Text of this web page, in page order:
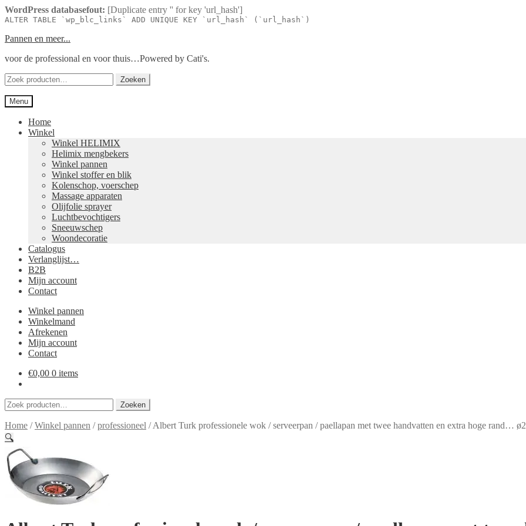
WordPress databasefout: [Duplicate entry '' for key 'url_hash']
ALTER TABLE `wp_blc_links` ADD UNIQUE KEY `url_hash` (`url_hash`)
Ga
naar
Ga
de
Pannen en meer...
voor de professional en voor thuis…Powered by Cati's.
Zoeken
naar:
Zoeken
Menu
Home
Winkel
Winkel HELIMIX
Helimix mengbekers
Winkel pannen
Winkel stoffer en blik
Kolenschop, voerschep
Massage apparaten
Olijfolie sprayer
Luchtbevochtigers
Sneeuwschep
Woondecoratie
Catalogus
Verlanglijst…
B2B
Mijn account
Contact
Winkel pannen
Winkelmand
Afrekenen
Mijn account
Contact
€0,00 0 items
Zoeken
naar:
Zoeken
Home /Winkel pannen /professioneel /Albert Turk professionele wok / serveerpan / paellapan met twee handvatten en extra hoge rand…
🔍